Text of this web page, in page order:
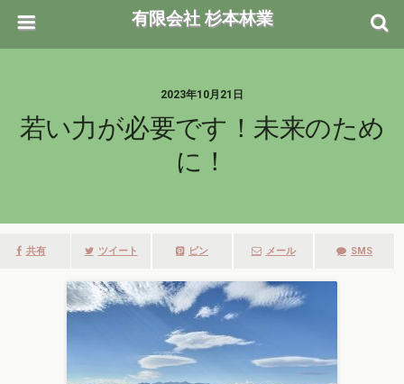
有限会社 杉本林業
2023年10月21日
若い力が必要です！未来のため
に！
共有 ツイート ピン メール SMS